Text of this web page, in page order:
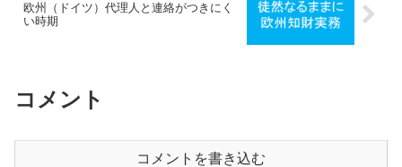
欧州（ドイツ）代理人と連絡がつきにく
い時期
コメント
コメントを書き込む